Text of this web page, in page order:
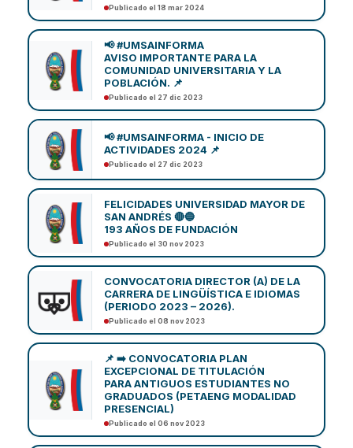
Publicado el 18 mar 2024
📢 #UMSAINFORMA
AVISO IMPORTANTE PARA LA
COMUNIDAD UNIVERSITARIA Y LA
POBLACIÓN. 📌
Publicado el 27 dic 2023
📢 #UMSAINFORMA - INICIO DE
ACTIVIDADES 2024 📌
Publicado el 27 dic 2023
FELICIDADES UNIVERSIDAD MAYOR DE
SAN ANDRÉS 🔴🔵
193 AÑOS DE FUNDACIÓN
Publicado el 30 nov 2023
CONVOCATORIA DIRECTOR (A) DE LA
CARRERA DE LINGÜÍSTICA E IDIOMAS
(PERIODO 2023 – 2026).
Publicado el 08 nov 2023
📌 ➡️ CONVOCATORIA PLAN
EXCEPCIONAL DE TITULACIÓN
PARA ANTIGUOS ESTUDIANTES NO
GRADUADOS (PETAENG MODALIDAD
PRESENCIAL)
Publicado el 06 nov 2023